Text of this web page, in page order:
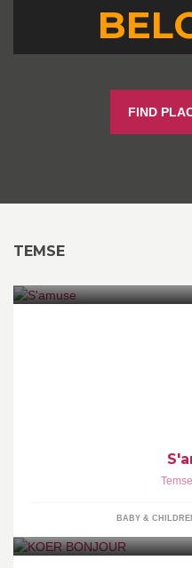
FIND
TEMSE
Temse
BABY &